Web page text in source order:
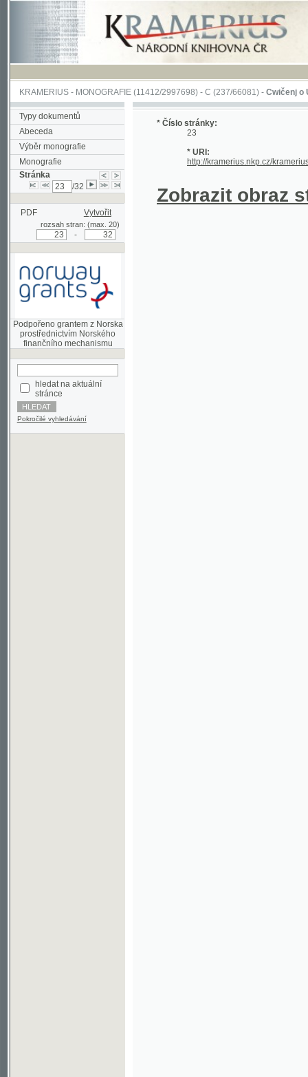
KRAMERIUS-MONOGRAFIE(11412/2997698) -C (237/66081)-Cwičenj o
Typy dokumentů
Abeceda
Výběr monografie
Monografie
Stránka
/32
PDF Vytvořit
rozsah stran: (max. 20)
Podpořeno grantem z Norska
prostřednictvím Norského
hledat na aktuální
stránce
Pokročilé vyhledávání
* Číslo stránky:
23
* URI:
http://kramerius.nkp.cz/kramerius/